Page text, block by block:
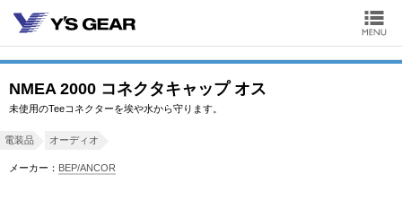
NMEA 2000 コネクタキャップ オス
未使用のTeeコネクターを埃や水から守ります。
電装品 オーディオ
メーカー： BEP/ANCOR